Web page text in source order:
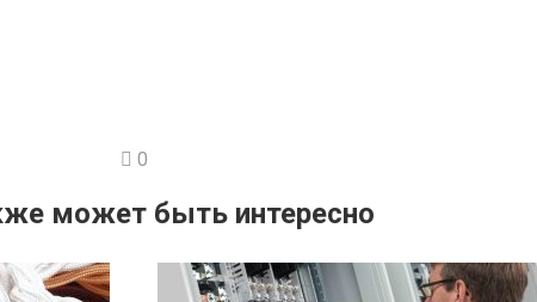
0
может быть интересно